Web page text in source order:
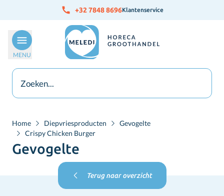
Ga naar de inhoud +32 7848 8696Klantenservice
MENU
Home Diepvriesproducten
Gevogelte
Crispy Chicken Burger
Gevogelte
Terug naar overzicht